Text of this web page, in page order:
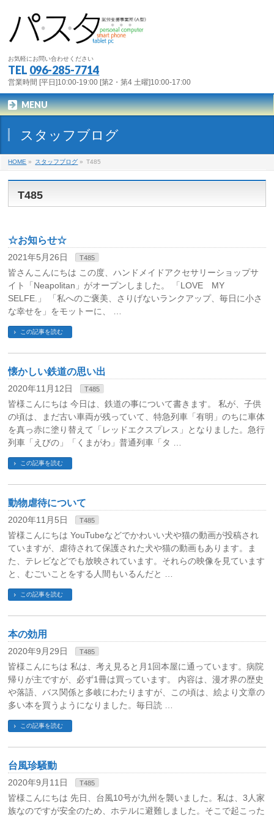
お気軽にお問い合わせください
TEL 096-285-7714
営業時間 [平日]10:00-19:00 [第2・第4 土曜]10:00-17:00
MENU
スタッフブログ
HOME » スタッフブログ » T485
T485
☆お知らせ☆
2021年5月26日 T485
皆さんこんにちは この度、ハンドメイドアクセサリーショップサ
イト「Neapolitan」がオープンしました。 「LOVE MY
SELFE.」 「私へのご褒美、さりげないランクアップ、毎日に小さ
な幸せを」をモットーに、 …
この記事を読む
懐かしい鉄道の思い出
2020年11月12日 T485
皆様こんにちは 今日は、鉄道の事について書きます。 私が、子供
の頃は、まだ古い車両が残っていて、特急列車「有明」のちに車体
を真っ赤に塗り替えて「レッドエクスプレス」となりました。急行
列車「えびの」「くまがわ」普通列車「タ …
この記事を読む
動物虐待について
2020年11月5日 T485
皆様こんにちは YouTubeなどでかわいい犬や猫の動画が投稿され
ていますが、虐待されて保護された犬や猫の動画もあります。ま
た、テレビなどでも放映されています。それらの映像を見ています
と、むごいことをする人間もいるんだと …
この記事を読む
本の効用
2020年9月29日 T485
皆様こんにちは 私は、考え見ると月1回本屋に通っています。病院
帰りが主ですが、必ず1冊は買っています。 内容は、漫才界の歴史
や落語、バス関係と多岐にわたりますが、この頃は、絵より文章の
多い本を買うようになりました。毎日読 …
この記事を読む
台風珍騒動
2020年9月11日 T485
皆様こんにちは 先日、台風10号が九州を襲いました。私は、3人家
族なのですが安全のため、ホテルに避難しました。そこで起こった